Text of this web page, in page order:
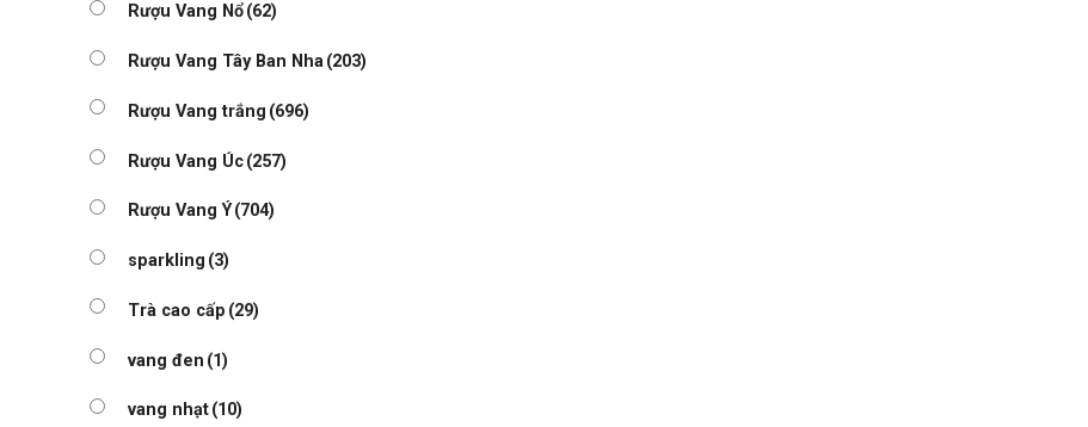
Rượu Vang Nổ(62)
Rượu Vang Tây Ban Nha(203)
Rượu Vang trắng (696)
Rượu Vang Úc(257)
Rượu Vang Ý(704)
sparkling (3)
Trà cao cấp (29)
vang đen (1)
vang nhạt(10)